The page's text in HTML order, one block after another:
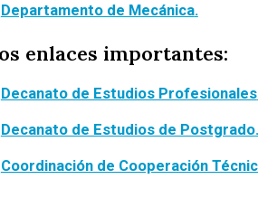
Departamento de Mecánica.
enlaces importantes:
Decanato de Estudios Profesionales
Decanato de Estudios de Postgrado.
Coordinación de Cooperación